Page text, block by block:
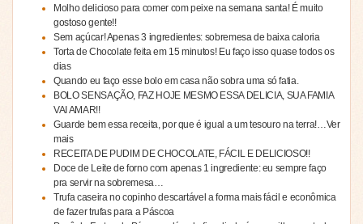
Molho delicioso para comer com peixe na semana santa! É muito
gostoso gente!!
Sem açúcar! Apenas 3 ingredientes: sobremesa de baixa caloria
Torta de Chocolate feita em 15 minutos! Eu faço isso quase todos os
dias
Quando eu faço esse bolo em casa não sobra uma só fatia.
BOLO SENSAÇÃO, FAZ HOJE MESMO ESSA DELICIA, SUA FAMIA
VAI AMAR!!
Guarde bem essa receita, por que é igual a um tesouro na terra!…Ver
mais
RECEITA DE PUDIM DE CHOCOLATE, FÁCIL E DELICIOSO!!
Doce de Leite de forno com apenas 1 ingrediente: eu sempre faço
pra servir na sobremesa…
Trufa caseira no copinho descartável a forma mais fácil e econômica
de fazer trufas para a Páscoa